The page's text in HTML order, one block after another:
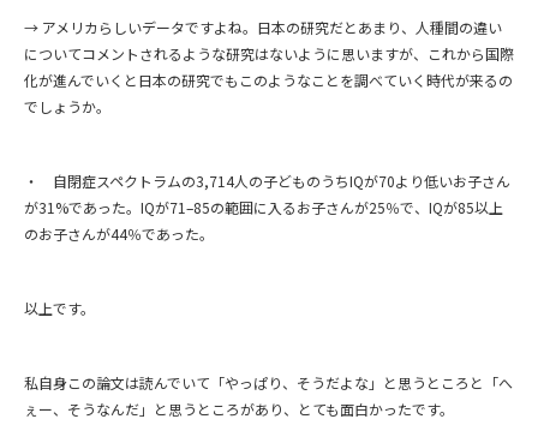
→ アメリカらしいデータですよね。日本の研究だとあまり、人種間の違い
についてコメントされるような研究はないように思いますが、これから国際
化が進んでいくと日本の研究でもこのようなことを調べていく時代が来るの
でしょうか。
・ 自閉症スペクトラムの3,714人の子どものうちIQが70より低いお子さん
が31%であった。IQが71–85の範囲に入るお子さんが25％で、IQが85以上
のお子さんが44％であった。
以上です。
私自身この論文は読んでいて「やっぱり、そうだよな」と思うところと「へ
ぇー、そうなんだ」と思うところがあり、とても面白かったです。